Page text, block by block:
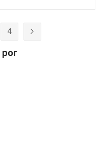
página
4
por